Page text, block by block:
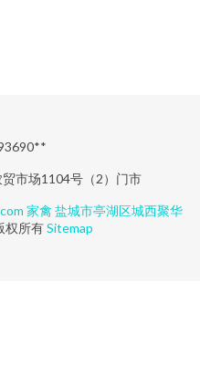
市场1104号（2）门市
家禽 盐城市亭湖区城西聚华
权所有Sitemap